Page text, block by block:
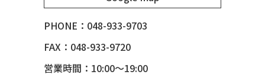
53 CHEVY BEL-AIR
PHONE：048-933-9703
FAX：048-933-9720
営業時間：10:00～19:00